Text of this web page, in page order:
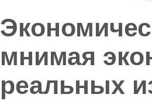
мнимая
реальных